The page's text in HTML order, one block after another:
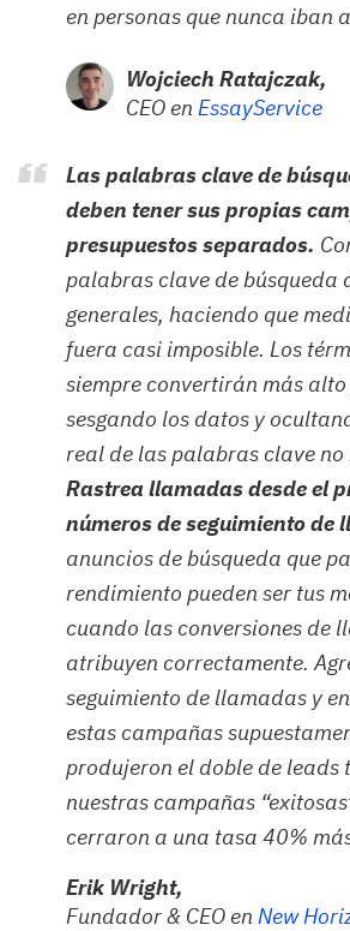
en personas que nunca iban
Wojciech Ratajczak,
CEO en EssayService
Las palabras clave de
deben tener sus propias
presupuestos separados.
palabras clave de búsqueda
generales, haciendo que
fuera casi imposible. Los
siempre convertirán más
sesgando los datos y
real de las palabras clave
Rastrea llamadas desde el
números de seguimiento de
anuncios de búsqueda que
rendimiento pueden ser tus
cuando las conversiones de
atribuyen correctamente.
seguimiento de llamadas y
estas campañas
produjeron el doble de leads
nuestras campañas
cerraron a una tasa 40%
Erik Wright,
Fundador & CEO en New